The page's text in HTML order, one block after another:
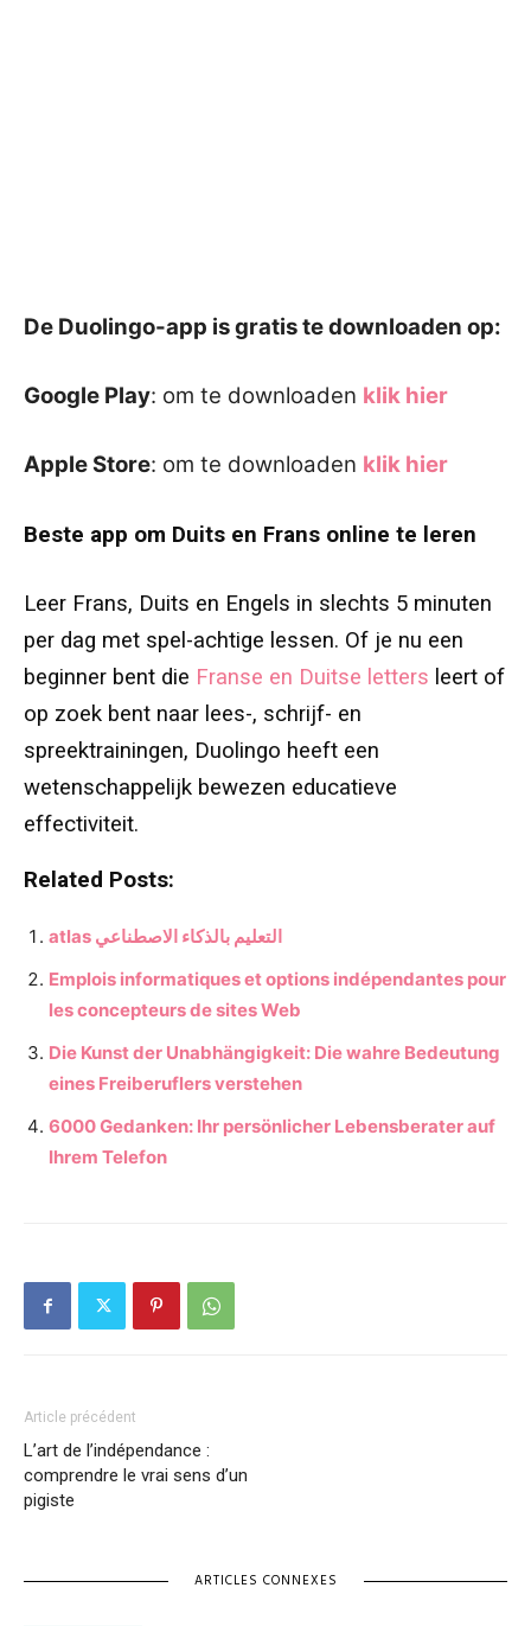
De Duolingo-app is gratis te downloaden op:
Google Play: om te downloaden klik hier
Apple Store: om te downloaden klik hier
Beste app om Duits en Frans online te leren
Leer Frans, Duits en Engels in slechts 5 minuten
per dag met spel-achtige lessen. Of je nu een
beginner bent die Franse en Duitse letters leert of
op zoek bent naar lees-, schrijf- en
spreektrainingen, Duolingo heeft een
wetenschappelijk bewezen educatieve
effectiviteit.
Related Posts:
atlas التعليم بالذكاء الاصطناعي
Emplois informatiques et options indépendantes pour
les concepteurs de sites Web
Die Kunst der Unabhängigkeit: Die wahre Bedeutung
eines Freiberuflers verstehen
6000 Gedanken: Ihr persönlicher Lebensberater auf
Ihrem Telefon
Article précédent
L’art de l’indépendance :
comprendre le vrai sens d’un
pigiste
ARTICLES CONNEXES